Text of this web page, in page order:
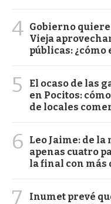
4 Gobierno
Vieja
públicas: ¿cómo
5
El ocaso de las
en Pocitos:
de locales
6
Leo Jaime: de
apenas cuatro
la final con más
7
Inumet prevé